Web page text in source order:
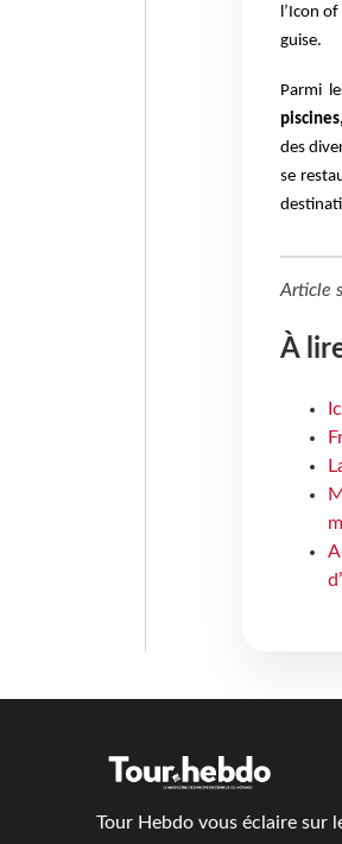
l’Icon
guise.
Parmi
piscines,
des
se
Article
À
Tour Hebdo vous éclaire sur